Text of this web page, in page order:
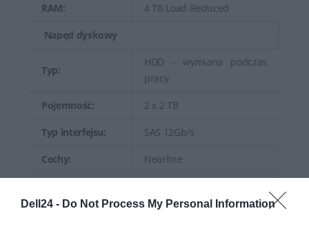
Dell24 - Do Not Process My Personal Information
RAM:
4 TB Load-Reduced
Napęd dyskowy
Typ:
HDD - wymiana podczas
pracy
Pojemność: 2 x 2 TB
Typ interfejsu: SAS 12Gb/s
Cechy: Nearline